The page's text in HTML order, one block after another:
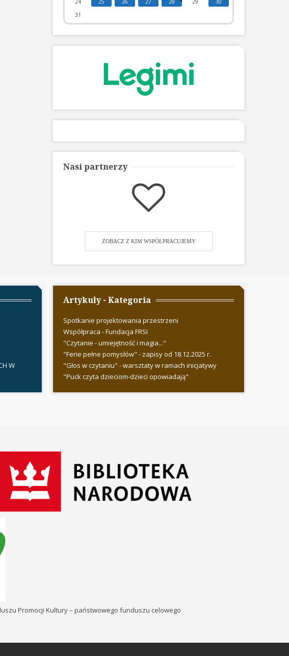
24
25 26 27 28 29
30
31
Nasi partnerzy
ZOBACZ Z KIM WSPÓŁPRACUJEMY
W
Artykuły - Kategoria
Spotkanie projektowania przestrzeni
Współpraca - Fundacja FRSI
"Czytanie - umiejętność i magia..."
"Ferie pełne pomysłów" - zapisy od 18.12.2025 r.
"Głos w czytaniu" - warsztaty w ramach inicjatywy
"Puck czyta dzieciom-dzieci opowiadają"
Promocji Kultury – państwowego funduszu celowego